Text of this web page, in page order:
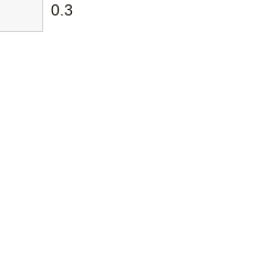
0.3